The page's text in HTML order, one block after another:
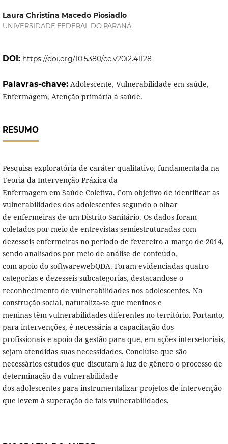
Laura Christina Macedo Piosiadlo
UNIVERSIDADE FEDERAL DO PARANÁ
DOI: https://doi.org/10.5380/ce.v20i2.41128
Palavras-chave: Adolescente, Vulnerabilidade em saúde,
Enfermagem, Atenção primária à saúde.
RESUMO
Pesquisa exploratória de caráter qualitativo, fundamentada na
Teoria da Intervenção Práxica da
Enfermagem em Saúde Coletiva. Com objetivo de identificar as
vulnerabilidades dos adolescentes segundo o olhar
de enfermeiras de um Distrito Sanitário. Os dados foram
coletados por meio de entrevistas semiestruturadas com
dezesseis enfermeiras no período de fevereiro a março de 2014,
sendo analisados por meio de análise de conteúdo,
com apoio do softwarewebQDA. Foram evidenciadas quatro
categorias e dezesseis subcategorias, destacandose o
reconhecimento de vulnerabilidades nos adolescentes. Na
construção social, naturaliza-se que meninos e
meninas têm vulnerabilidades diferentes no território. Portanto,
para intervenções, é necessária a capacitação dos
profissionais e apoio da gestão para que, em ações intersetoriais,
sejam atendidas suas necessidades. Concluise que são
necessários estudos que discutam à luz de gênero o processo de
determinação da vulnerabilidade
dos adolescentes para instrumentalizar projetos de intervenção
que levem à superação de tais vulnerabilidades.